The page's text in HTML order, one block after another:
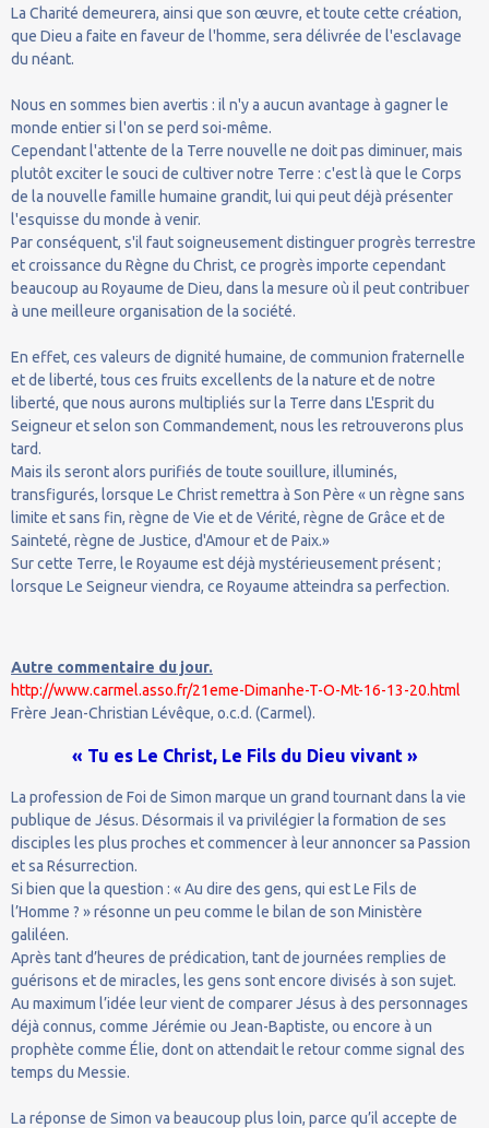
La Charité demeurera, ainsi que son œuvre, et toute cette création,
que Dieu a faite en faveur de l'homme, sera délivrée de l'esclavage
du néant.
Nous en sommes bien avertis : il n'y a aucun avantage à gagner le
monde entier si l'on se perd soi-même.
Cependant l'attente de la Terre nouvelle ne doit pas diminuer, mais
plutôt exciter le souci de cultiver notre Terre : c'est là que le Corps
de la nouvelle famille humaine grandit, lui qui peut déjà présenter
l'esquisse du monde à venir.
Par conséquent, s'il faut soigneusement distinguer progrès terrestre
et croissance du Règne du Christ, ce progrès importe cependant
beaucoup au Royaume de Dieu, dans la mesure où il peut contribuer
à une meilleure organisation de la société.
En effet, ces valeurs de dignité humaine, de communion fraternelle
et de liberté, tous ces fruits excellents de la nature et de notre
liberté, que nous aurons multipliés sur la Terre dans L'Esprit du
Seigneur et selon son Commandement, nous les retrouverons plus
tard.
Mais ils seront alors purifiés de toute souillure, illuminés,
transfigurés, lorsque Le Christ remettra à Son Père « un règne sans
limite et sans fin, règne de Vie et de Vérité, règne de Grâce et de
Sainteté, règne de Justice, d'Amour et de Paix.»
Sur cette Terre, le Royaume est déjà mystérieusement présent ;
lorsque Le Seigneur viendra, ce Royaume atteindra sa perfection.
Autre commentaire du jour.
http://www.carmel.asso.fr/21eme-Dimanhe-T-O-Mt-16-13-20.html
Frère Jean-Christian Lévêque, o.c.d. (Carmel).
« Tu es Le Christ, Le Fils du Dieu vivant »
La profession de Foi de Simon marque un grand tournant dans la vie
publique de Jésus. Désormais il va privilégier la formation de ses
disciples les plus proches et commencer à leur annoncer sa Passion
et sa Résurrection.
Si bien que la question : « Au dire des gens, qui est Le Fils de
l’Homme ? » résonne un peu comme le bilan de son Ministère
galiléen.
Après tant d’heures de prédication, tant de journées remplies de
guérisons et de miracles, les gens sont encore divisés à son sujet.
Au maximum l’idée leur vient de comparer Jésus à des personnages
déjà connus, comme Jérémie ou Jean-Baptiste, ou encore à un
prophète comme Élie, dont on attendait le retour comme signal des
temps du Messie.
La réponse de Simon va beaucoup plus loin, parce qu’il accepte de